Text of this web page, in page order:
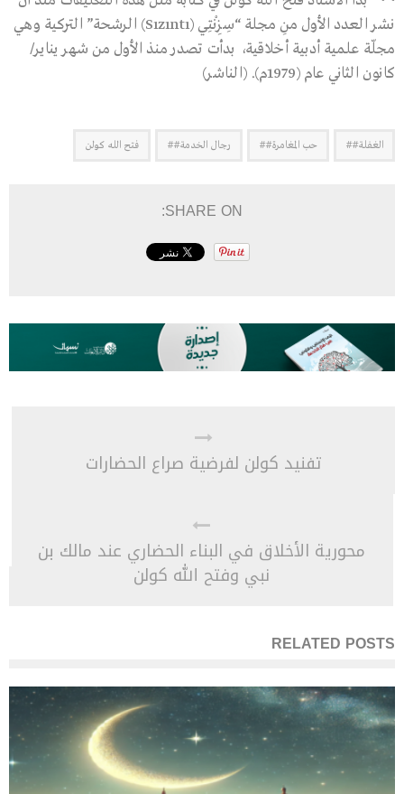
نشر العدد الأول منِ مجلة “سِزِنْتِي (Sızıntı) الرشحة” التركية وهي
مجلّة علمية أدبية أخلاقية، بدأت تصدر منذ الأول من شهر يناير/
كانون الثاني عام (1979م). (الناشر)
الغفلة## حب المغامرة## رجال الخدمة## فتح الله كولن
SHARE ON:
تفنيد كولن لفرضية صراع الحضارات
محورية الأخلاق في البناء الحضاري عند مالك بن
نبي وفتح الله كولن
RELATED POSTS